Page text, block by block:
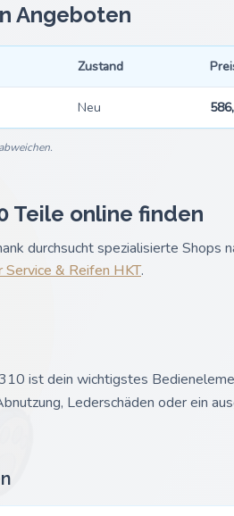
Angeboten
Zustand
Neu
Teile online finden
durchsucht spezialisierte Shops
& Reifen HKT.
ist dein wichtigstes
Lederschäden oder ein